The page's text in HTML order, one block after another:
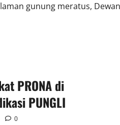
gunung meratus, Dewan
PRONA di
PUNGLI
0